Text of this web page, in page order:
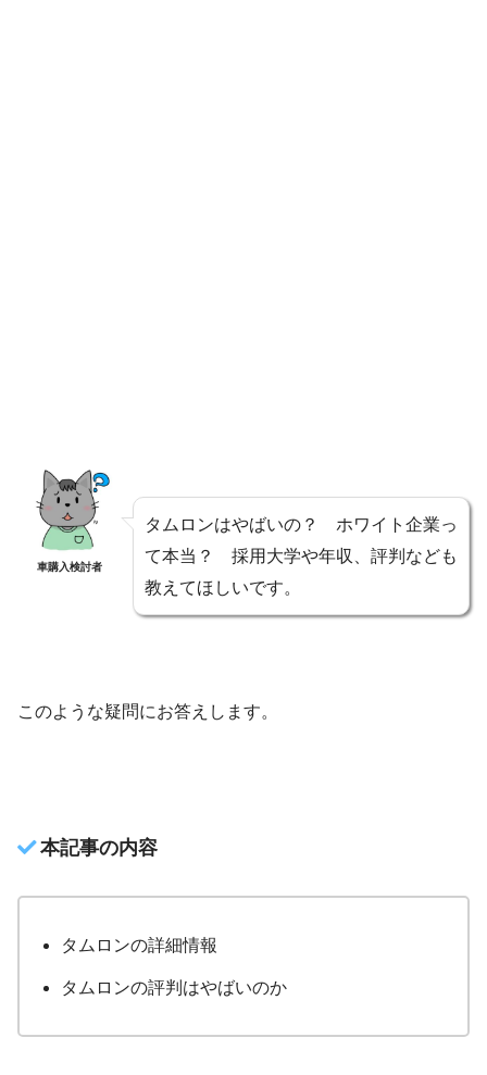
車購入検討者
タムロンはやばいの？ ホワイト企業っ
て本当？ 採用大学や年収、評判なども
教えてほしいです。
このような疑問にお答えします。
本記事の内容
タムロンの詳細情報
タムロンの評判はやばいのか